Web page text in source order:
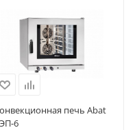
печь Abat
6